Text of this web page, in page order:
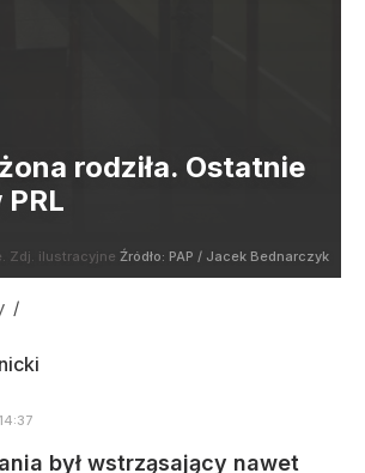
rodziła. Ostatnie
Zdj. ilustracyjne Źródło: PAP / Jacek Bednarczyk
/
14:37
był wstrząsający nawet